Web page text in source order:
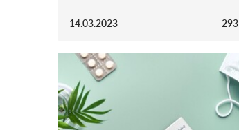
14.03.2023 293